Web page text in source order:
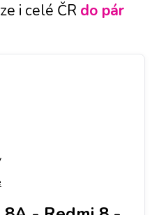
i celé ČR do pár